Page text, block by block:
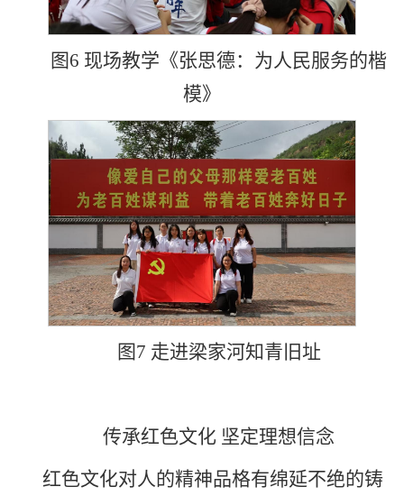
图6 现场教学《张思德：为人民服务的楷
模》
图7 走进梁家河知青旧址
传承红色文化 坚定理想信念
红色文化对人的精神品格有绵延不绝的铸